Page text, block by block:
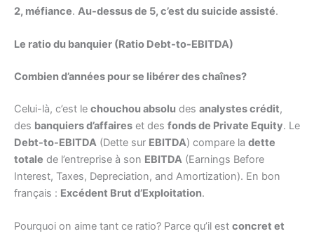
2, méfiance. Au-dessus de 5, c’est du suicide assisté.
Le ratio du banquier (Ratio Debt-to-EBITDA)
Combien d’années pour se libérer des chaînes?
Celui-là, c’est le chouchou absolu des analystes crédit,
des banquiers d’affaires et des fonds de Private Equity. Le
Debt-to-EBITDA (Dette sur EBITDA) compare la dette
totale de l’entreprise à son EBITDA (Earnings Before
Interest, Taxes, Depreciation, and Amortization). En bon
français : Excédent Brut d’Exploitation.
Pourquoi on aime tant ce ratio? Parce qu’il est concret et